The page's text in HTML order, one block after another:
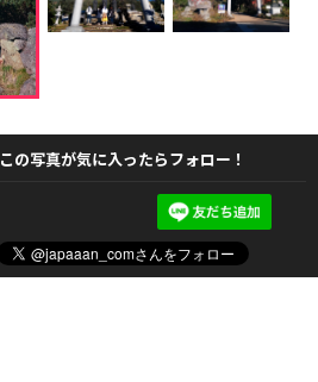
この写真が気に入ったらフォロー！